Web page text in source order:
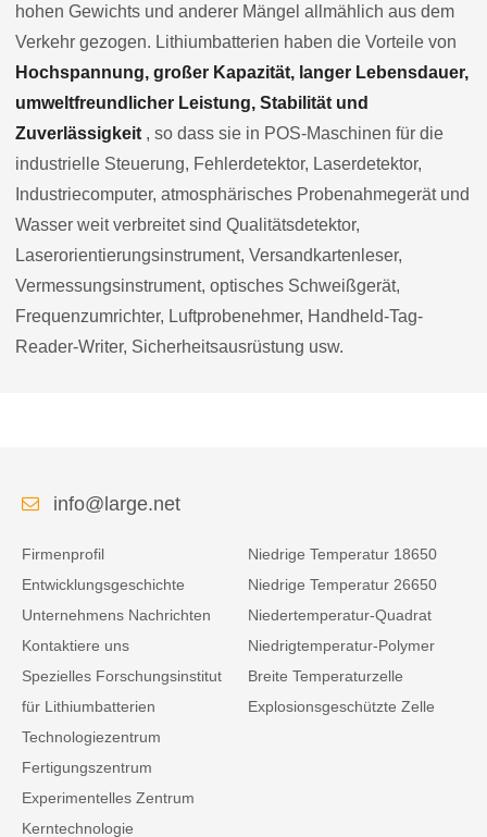
hohen Gewichts und anderer Mängel allmählich aus dem
Verkehr gezogen. Lithiumbatterien haben die Vorteile von
Hochspannung, großer Kapazität, langer Lebensdauer,
umweltfreundlicher Leistung, Stabilität und
Zuverlässigkeit , so dass sie in POS-Maschinen für die
industrielle Steuerung, Fehlerdetektor, Laserdetektor,
Industriecomputer, atmosphärisches Probenahmegerät und
Wasser weit verbreitet sind Qualitätsdetektor,
Laserorientierungsinstrument, Versandkartenleser,
Vermessungsinstrument, optisches Schweißgerät,
Frequenzumrichter, Luftprobenehmer, Handheld-Tag-
Reader-Writer, Sicherheitsausrüstung usw.
info@large.net
Firmenprofil
Entwicklungsgeschichte
Unternehmens Nachrichten
Kontaktiere uns
Spezielles Forschungsinstitut
für Lithiumbatterien
Technologiezentrum
Fertigungszentrum
Experimentelles Zentrum
Kerntechnologie
Niedrige Temperatur 18650
Niedrige Temperatur 26650
Niedertemperatur-Quadrat
Niedrigtemperatur-Polymer
Breite Temperaturzelle
Explosionsgeschützte Zelle